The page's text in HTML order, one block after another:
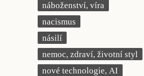
náboženství, víra
nacismus
násilí
nemoc, zdraví, životní styl
nové technologie, AI